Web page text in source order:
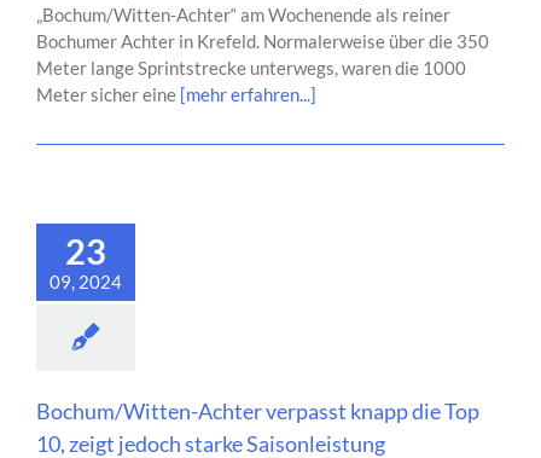
„Bochum/Witten-Achter“ am Wochenende als reiner
Bochumer Achter in Krefeld. Normalerweise über die 350
Meter lange Sprintstrecke unterwegs, waren die 1000
Meter sicher eine [mehr erfahren...]
23
09, 2024
Bochum/Witten-Achter verpasst knapp die Top
10, zeigt jedoch starke Saisonleistung